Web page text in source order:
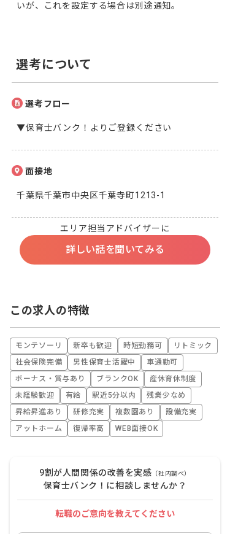
いが、これを設定する場合は別途通知。
選考について
選考フロー
▼保育士バンク！よりご登録ください
面接地
千葉県千葉市中央区千葉寺町1213-1
エリア担当アドバイザーに
詳しい話を聞いてみる
この求人の特徴
モンテソーリ 新卒も歓迎 時短勤務可
リトミック
社会保険完備
男性保育士活躍中
車通勤可
ボーナス・賞与あり
ブランクOK
産休育休制度
未経験歓迎
有給 駅近5分以内
残業少なめ
昇給昇進あり
研修充実 複数園あり
設備充実
アットホーム
復帰率高 WEB面接OK
9割が人間関係の改善を実感 （社内調べ）
保育士バンク！に相談しませんか？
転職のご意向を教えてください